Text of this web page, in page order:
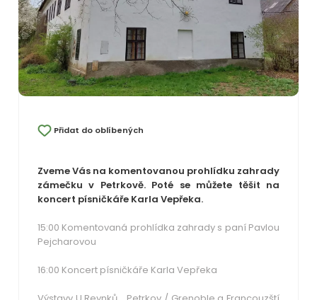
Přidat do oblíbených
Zveme Vás na komentovanou prohlídku zahrady
zámečku v Petrkově. Poté se můžete těšit na
koncert písničkáře Karla Vepřeka.
15:00 Komentovaná prohlídka zahrady s paní Pavlou
Pejcharovou
16:00 Koncert písničkáře Karla Vepřeka